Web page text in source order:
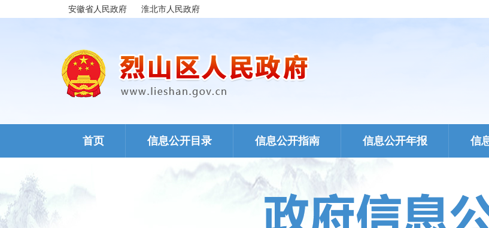
安徽省人民政府 淮北市人民政府
首页 信息公开目录 信息公开指南 信息公开年报 信